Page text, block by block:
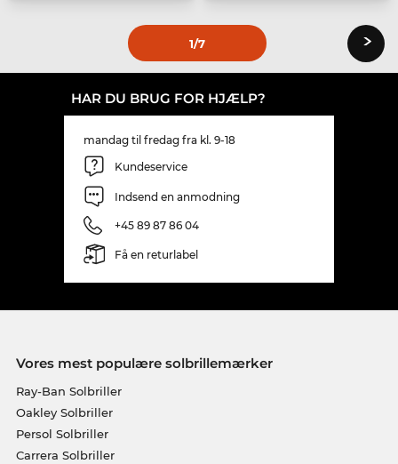
1/7 ›
HAR DU BRUG FOR HJÆLP?
mandag til fredag fra kl. 9-18
Kundeservice
Indsend en anmodning
+45 89 87 86 04
Få en returlabel
Vores mest populære solbrillemærker
Ray-Ban Solbriller
Oakley Solbriller
Persol Solbriller
Carrera Solbriller